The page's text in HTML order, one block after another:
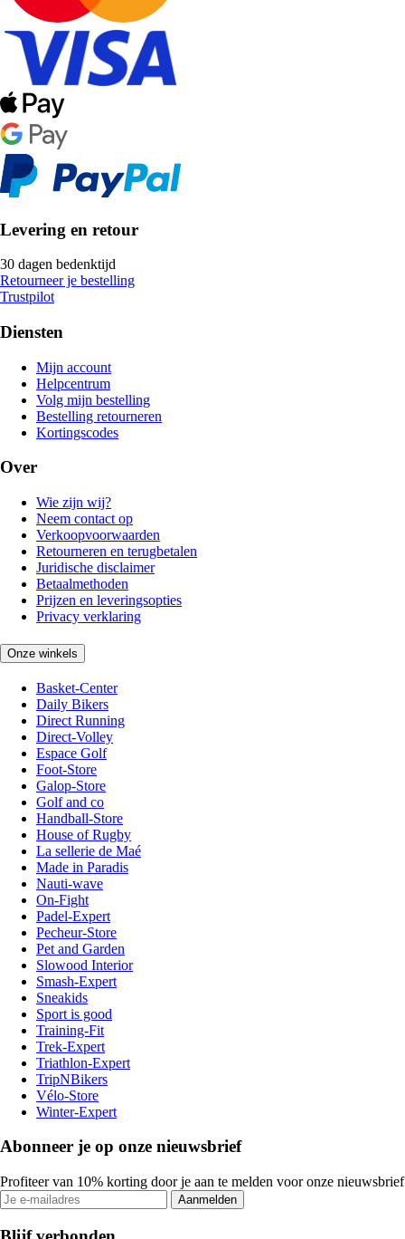
Levering en retour
30 dagen bedenktijd
Retourneer je bestelling
Trustpilot
Diensten
Mijn account
Helpcentrum
Volg mijn bestelling
Bestelling retourneren
Kortingscodes
Over
Wie zijn wij?
Neem contact op
Verkoopvoorwaarden
Retourneren en terugbetalen
Juridische disclaimer
Betaalmethoden
Prijzen en leveringsopties
Privacy verklaring
Onze winkels
Basket-Center
Daily Bikers
Direct Running
Direct-Volley
Espace Golf
Foot-Store
Galop-Store
Golf and co
Handball-Store
House of Rugby
La sellerie de Maé
Made in Paradis
Nauti-wave
On-Fight
Padel-Expert
Pecheur-Store
Pet and Garden
Slowood Interior
Smash-Expert
Sneakids
Sport is good
Training-Fit
Trek-Expert
Triathlon-Expert
TripNBikers
Vélo-Store
Winter-Expert
Abonneer je op onze nieuwsbrief
Profiteer van 10% korting door je aan te melden voor onze nieuwsbrief
Aanmelden